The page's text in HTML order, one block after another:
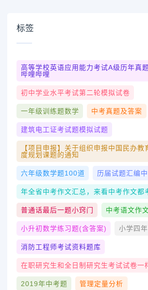
标签
高等学校英语应用能力考试A级历年真
哔哩哔哩
初中学业水平考试第二轮模拟试卷
一年级训练题数学 中考真题及答案
建筑电工证考试题模拟试题
【项目申报】关于组织申报中国民办
度规划课题的通知
六年级数学题100道 历届试题汇编
年全省中考作文汇总，来看中考作文都
普通话最后一题小窍门 中考语文作
小升初数学练习题(含答案) 小学四
消防工程师考试资料题库
在职研究生和全日制研究生考试试卷一
2019年中考题 管理定量分析